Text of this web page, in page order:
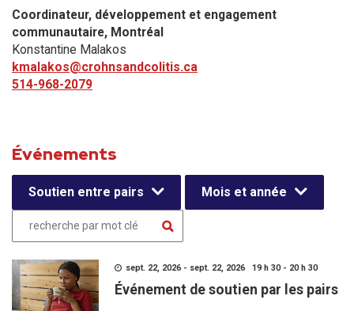
Coordinateur, développement et engagement
communautaire​, Montréal
Konstantine Malakos
kmalakos@crohnsandcolitis.ca
514-968-2079
Événements
Soutien entre pairs Mois et année
sept. 22, 2026 - sept. 22, 2026 19 h 30 - 20 h 30
Événement de soutien par les pairs